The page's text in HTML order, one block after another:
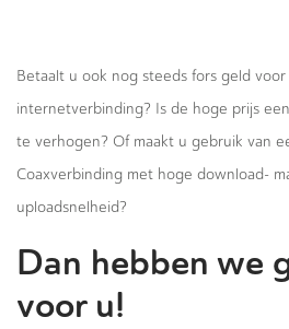
Betaalt u ook nog steeds fors geld voor
internetverbinding? Is de hoge prijs
te verhogen? Of maakt u gebruik van
Coaxverbinding met hoge download-
uploadsnelheid?
Dan hebben we
voor u!